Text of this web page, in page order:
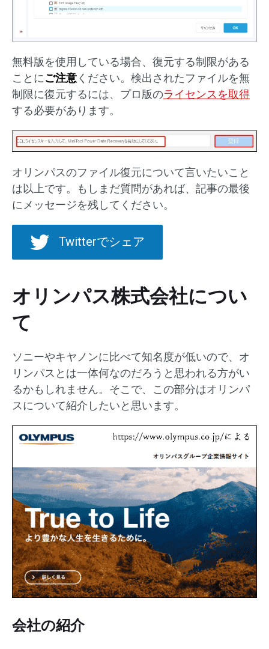
無料版を使用している場合、復元する制限がある
ことにご注意ください。検出されたファイルを無
制限に復元するには、プロ版のライセンスを取得
する必要があります。
オリンパスのファイル復元について言いたいこと
は以上です。もしまだ質問があれば、記事の最後
にメッセージを残してください。
Twitterでシェア
オリンパス株式会社につい
て
ソニーやキヤノンに比べて知名度が低いので、オ
リンパスとは一体何なのだろうと思われる方がい
るかもしれません。そこで、この部分はオリンパ
スについて紹介したいと思います。
会社の紹介